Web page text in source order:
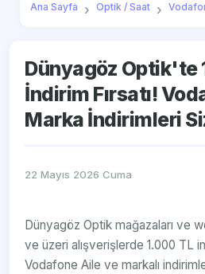
Ana Sayfa Optik / Saat
Dünyagöz Optik'te
İndirim Fırsatı!
Marka İndirimleri
22 Mayıs 2026 Cuma
Dünyagöz Optik mağazaları ve
ve üzeri alışverişlerde 1.000 TL
Vodafone Aile ve markalı